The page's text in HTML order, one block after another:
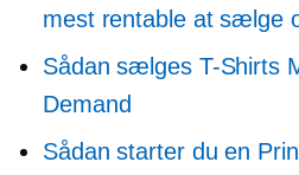
mest rentable at sælge
Sådan sælges T-Shirts
Demand
Sådan starter du en